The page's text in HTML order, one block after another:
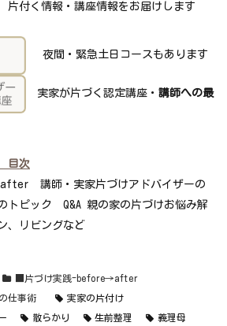
付く情報・講座情報をお届けします
夜間・緊急土日コースもあります
実家が片づく認定講座・ 講師への最
目次
講師・実家片づけアドバイザーの
トピック Q&A 親の家の片づけお悩み解
リビングなど
■片づけ実践-before→after
仕事術 実家の片付け
散らかり 生前整理 義理母